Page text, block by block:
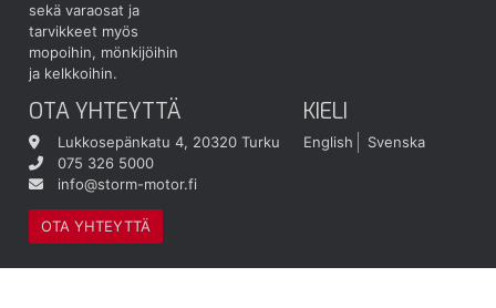
sekä varaosat ja
tarvikkeet myös
mopoihin, mönkijöihin
ja kelkkoihin.
OTA YHTEYTTÄ
Lukkosepänkatu 4, 20320 Turku
075 326 5000
info@storm-motor.fi
OTA YHTEYTTÄ
KIELI
English Svenska